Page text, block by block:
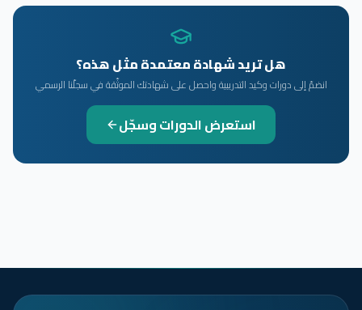
هل تريد شهادة معتمدة مثل هذه؟
انضمّ إلى دورات وكيد التدريبية واحصل على شهادتك الموثّقة في سجلّنا الرسمي
استعرض الدورات وسجّل